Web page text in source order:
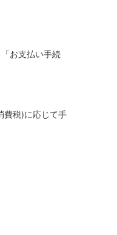
お支払い手続
費税)に応じて手